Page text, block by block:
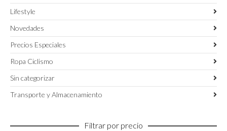
Lifestyle
Novedades
Precios Especiales
Ropa Ciclismo
Sin categorizar
Transporte y Almacenamiento
Filtrar por precio